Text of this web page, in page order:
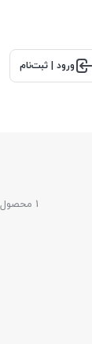
ورود | ثبت‌نام
1 محصول